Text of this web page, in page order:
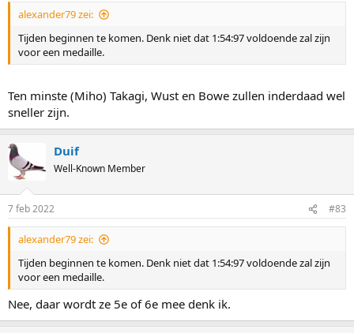
alexander79 zei:
Tijden beginnen te komen. Denk niet dat 1:54:97 voldoende zal zijn
voor een medaille.
Ten minste (Miho) Takagi, Wust en Bowe zullen inderdaad wel
sneller zijn.
Duif
Well-Known Member
7 feb 2022 #83
alexander79 zei:
Tijden beginnen te komen. Denk niet dat 1:54:97 voldoende zal zijn
voor een medaille.
Nee, daar wordt ze 5e of 6e mee denk ik.